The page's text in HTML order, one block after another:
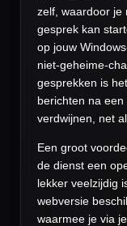
zelf, waardoor je
gesprek kan
op jouw
niet-geheime-
gesprekken is
berichten na
verdwijnen, net
Een groot
de dienst een
lekker veelzijdig
webversie
waarmee je via